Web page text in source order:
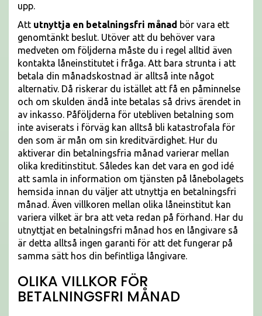
upp.
Att utnyttja en betalningsfri månad bör vara ett
genomtänkt beslut. Utöver att du behöver vara
medveten om följderna måste du i regel alltid även
kontakta låneinstitutet i fråga. Att bara strunta i att
betala din månadskostnad är alltså inte något
alternativ. Då riskerar du istället att få en påminnelse
och om skulden ändå inte betalas så drivs ärendet in
av inkasso. Påföljderna för utebliven betalning som
inte aviserats i förväg kan alltså bli katastrofala för
den som är mån om sin kreditvärdighet. Hur du
aktiverar din betalningsfria månad varierar mellan
olika kreditinstitut. Således kan det vara en god idé
att samla in information om tjänsten på lånebolagets
hemsida innan du väljer att utnyttja en betalningsfri
månad. Även villkoren mellan olika låneinstitut kan
variera vilket är bra att veta redan på förhand. Har du
utnyttjat en betalningsfri månad hos en långivare så
är detta alltså ingen garanti för att det fungerar på
samma sätt hos din befintliga långivare.
OLIKA VILLKOR FÖR
BETALNINGSFRI MÅNAD